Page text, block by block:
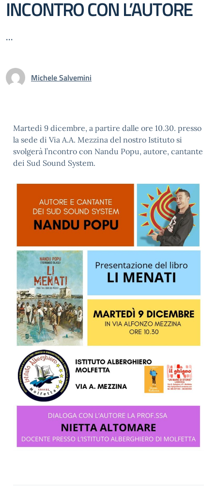
INCONTRO CON L’AUTORE
...
Michele Salvemini
Martedì 9 dicembre, a partire dalle ore 10.30. presso
la sede di Via A.A. Mezzina del nostro Istituto si
svolgerà l’ncontro con Nandu Popu, autore, cantante
dei Sud Sound System.